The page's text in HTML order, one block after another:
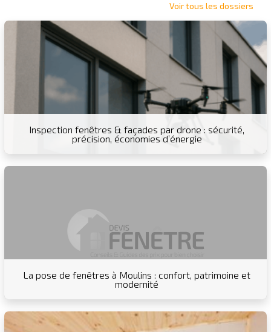
Voir tous les dossiers
Inspection fenêtres & façades par drone : sécurité,
précision, économies d’énergie
La pose de fenêtres à Moulins : confort, patrimoine et
modernité